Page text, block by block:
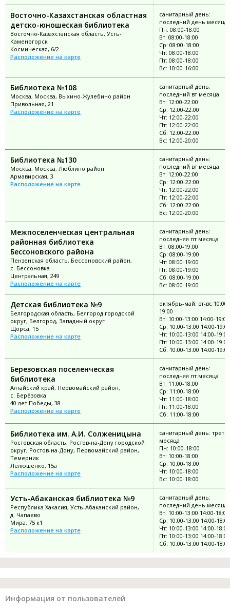
Восточно-Казахстанская областная
детско-юношеская библиотека
Восточно-Казахстанская область, Усть-
Каменогорск
Космическая, 6/2
Расположение на карте
санитарный день:
последний день месяца
Пн: 08:00-18:00
Вт: 08:00-18:00
Ср: 08:00-18:00
Чт: 08:00-18:00
Пт: 08:00-18:00
Вс: 10:00-16:00
Библиотека №108
Москва, Москва, Выхино-Жулебино район
Привольная, 21
Расположение на карте
санитарный день:
последний вт месяца
Вт: 12:00-22:00
Ср: 12:00-22:00
Чт: 12:00-22:00
Пт: 12:00-22:00
Сб: 12:00-22:00
Вс: 12:00-20:00
Библиотека №130
Москва, Москва, Люблино район
Армавирская, 3
Расположение на карте
санитарный день:
последний вт месяца
Вт: 12:00-22:00
Ср: 12:00-22:00
Чт: 12:00-22:00
Пт: 12:00-22:00
Сб: 12:00-22:00
Вс: 12:00-20:00
Межпоселенческая центральная
районная библиотека
Бессоновского района
Пензенская область, Бессоновский район,
с. Бессоновка
Центральная, 249
Расположение на карте
санитарный день:
последняя пт месяца
Вт: 08:00-19:00
Ср: 08:00-19:00
Чт: 08:00-19:00
Пт: 08:00-19:00
Сб: 08:00-19:00
Вс: 08:00-19:00
Детская библиотека №9
Белгородская область, Белгород городской
округ, Белгород, Западный округ
Щорса, 15
Расположение на карте
октябрь-май: вт-вс 10:00-
19:00
Вт: 10:00-13:00 14:00-19:00
Ср: 10:00-13:00 14:00-19:00
Чт: 10:00-13:00 14:00-19:00
Пт: 10:00-13:00 14:00-19:00
Сб: 10:00-13:00 14:00-19:00
Березовская поселенческая
библиотека
Алтайский край, Первомайский район,
с. Берёзовка
40 лет Победы, 38
Расположение на карте
санитарный день:
последняя пт месяца
Вт: 11:00-18:00
Ср: 11:00-18:00
Чт: 11:00-18:00
Пт: 11:00-18:00
Сб: 11:00-18:00
Библиотека им. А.И. Солженицына
Ростовская область, Ростов-на-Дону городской
округ, Ростов-на-Дону, Первомайский район,
Темерник
Лелюшенко, 15а
Расположение на карте
санитарный день:
месяца
Пн: 10:00-18:00
Вт: 10:00-18:00
Ср: 10:00-18:00
Чт: 10:00-18:00
Вс: 10:00-18:00
Усть-Абаканская библиотека №9
Республика Хакасия, Усть-Абаканский район,
д. Чапаево
Мира, 75 к1
Расположение на карте
санитарный день:
последний день месяца
Вт: 10:00-13:00 14:00-18:00
Ср: 10:00-13:00 14:00-18:00
Чт: 10:00-13:00 14:00-18:00
Пт: 10:00-13:00 14:00-18:00
Сб: 10:00-13:00 14:00-18:00
Информация от пользователей